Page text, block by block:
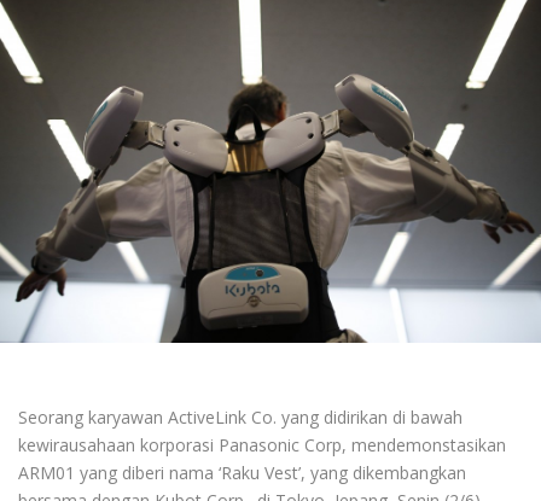
Seorang karyawan ActiveLink Co. yang didirikan di bawah
kewirausahaan korporasi Panasonic Corp, mendemonstasikan
ARM01 yang diberi nama ‘Raku Vest’, yang dikembangkan